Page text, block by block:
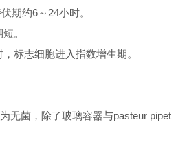
期约6～24小时。
。
标志细胞进入指数增生期。
无菌，除了玻璃容器与pasteur pipet